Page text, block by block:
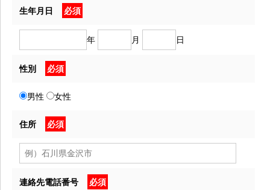
生年月日 必須
年 月 日
性別 必須
男性 女性
住所 必須
連絡先電話番号 必須